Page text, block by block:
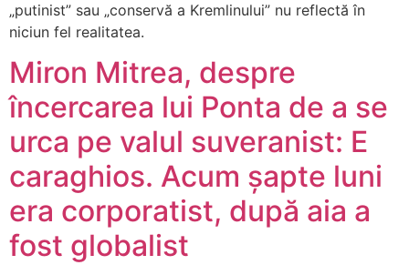
„putinist” sau „conservă a Kremlinului” nu reflectă în
niciun fel realitatea.
Miron Mitrea, despre
încercarea lui Ponta de a se
urca pe valul suveranist: E
caraghios. Acum șapte luni
era corporatist, după aia a
fost globalist